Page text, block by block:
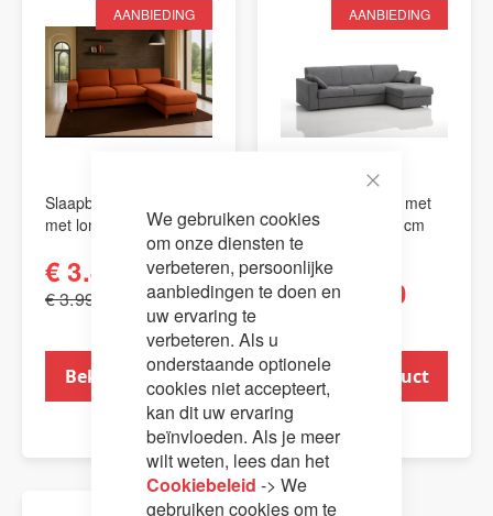
Close
Cookie
We gebruiken cookies
om onze diensten te
verbeteren, persoonlijke
aanbiedingen te doen en
uw ervaring te
verbeteren. Als u
onderstaande optionele
cookies niet accepteert,
kan dit uw ervaring
beïnvloeden. Als je meer
wilt weten, lees dan het
Cookiebeleid -> We
gebruiken cookies om te
AANBIEDING
Slaapbank Brooklyn
met longchair.
€ 3.449,00
€ 3.995,00
Bekijk product
AANBIEDING
Slaapbank Bruno met
longchair - 15-17 cm
matrasdikte.
€ 2.749,00
Bekijk product